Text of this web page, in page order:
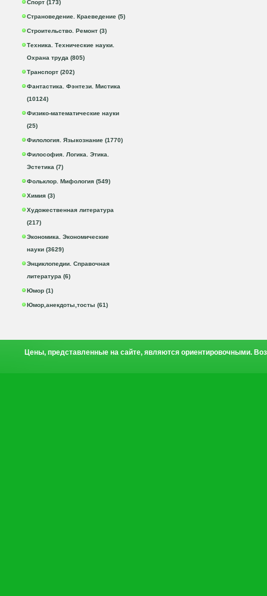
Спорт (173)
Страноведение. Краеведение (5)
Строительство. Ремонт (3)
Техника. Технические науки.
Охрана труда (805)
Транспорт (202)
Фантастика. Фэнтези. Мистика
(10124)
Физико-математические науки
(25)
Филология. Языкознание (1770)
Философия. Логика. Этика.
Эстетика (7)
Фольклор. Мифология (549)
Химия (3)
Художественная литература
(217)
Экономика. Экономические
науки (3629)
Энциклопедии. Справочная
литература (6)
Юмор (1)
Юмор,анекдоты,тосты (61)
Цены, представленные на сайте, являются ориентировочными.